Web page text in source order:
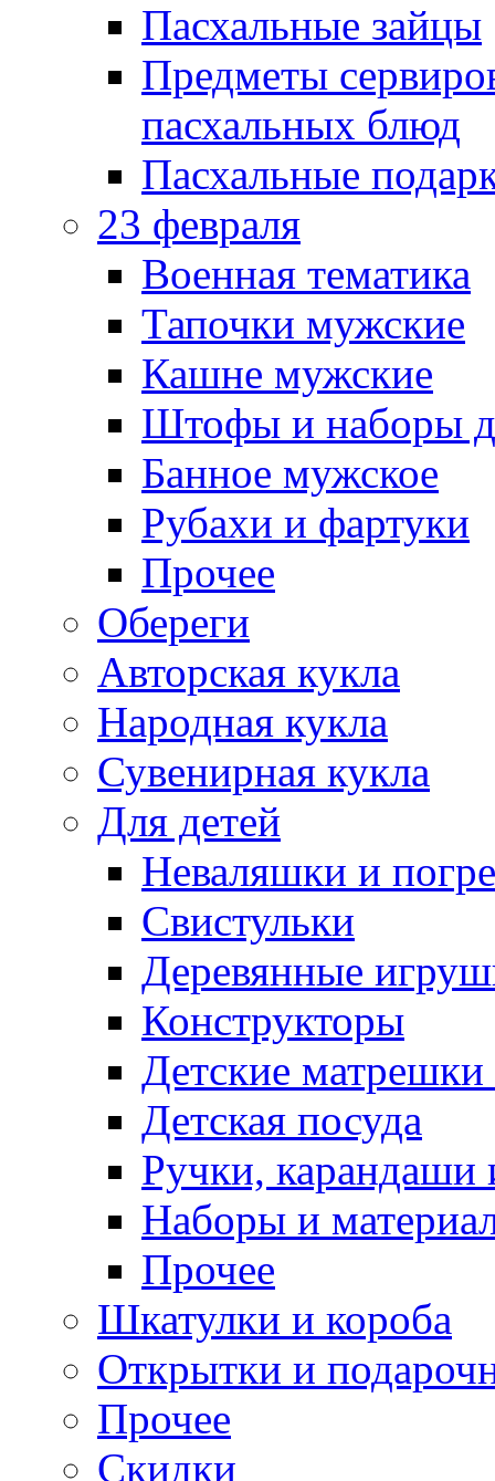
Пасхальные зайцы
Предметы
пасхальных блюд
Пасхальные
23 февраля
Военная тематика
Тапочки мужские
Кашне мужские
Штофы и наборы
Банное мужское
Рубахи и фартуки
Прочее
Обереги
Авторская кукла
Народная кукла
Сувенирная кукла
Для детей
Неваляшки и
Свистульки
Деревянные
Конструкторы
Детские
Детская посуда
Ручки,
Наборы и
Прочее
Шкатулки и короба
Открытки и
Прочее
Скидки